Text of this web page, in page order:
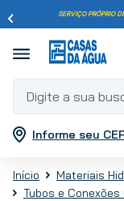
SERVIÇO PRÓPRIO
Digite a sua busca...
Informe seu
Materiais
Tubos e Conexões
Termos mais
2
porcelanato